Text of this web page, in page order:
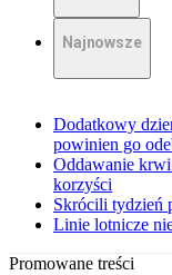
Najnowsze
Dodatkowy
powinien go
Oddawanie
korzyści
Skrócili tydzień
Linie lotnicze
Promowane treści